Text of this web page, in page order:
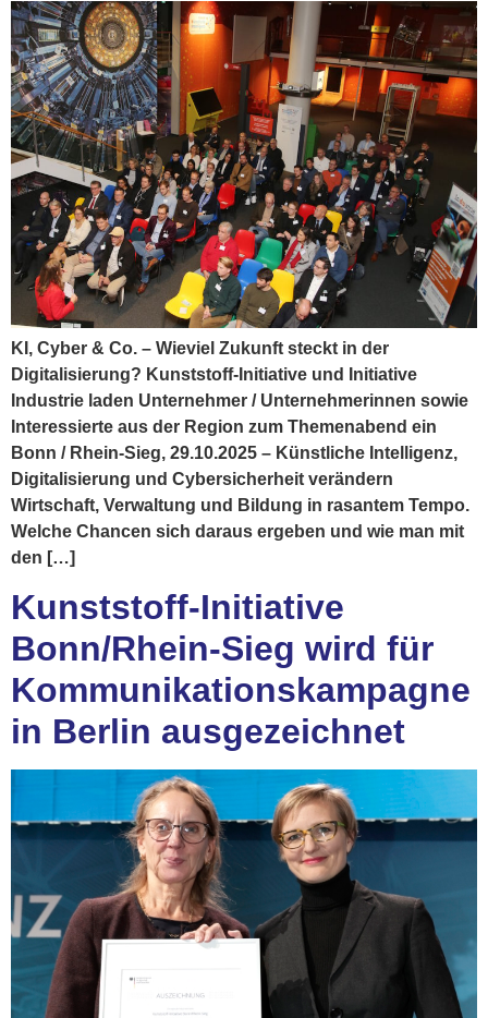
KI, Cyber & Co. – Wieviel Zukunft steckt in der
Digitalisierung? Kunststoff-Initiative und Initiative
Industrie laden Unternehmer / Unternehmerinnen sowie
Interessierte aus der Region zum Themenabend ein
Bonn / Rhein-Sieg, 29.10.2025 – Künstliche Intelligenz,
Digitalisierung und Cybersicherheit verändern
Wirtschaft, Verwaltung und Bildung in rasantem Tempo.
Welche Chancen sich daraus ergeben und wie man mit
den […]
Kunststoff-Initiative
Bonn/Rhein-Sieg wird für
Kommunikationskampagne
in Berlin ausgezeichnet